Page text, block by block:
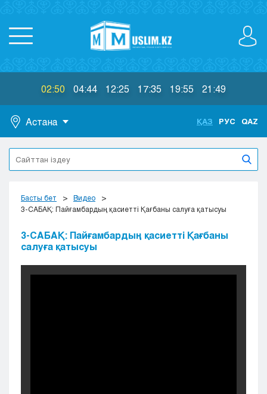
02:50 04:44 12:25 17:35 19:55 21:49
Астана
Астана
Алматы
Атырау
Караганда
Кокшетау
Костанай
ҚАЗ РУС QAZ
Басты бет
Видео
3-САБАҚ: Пайғамбардың қасиетті Қағбаны салуға қатысуы
3-САБАҚ: Пайғамбардың қасиетті Қағбаны
салуға қатысуы